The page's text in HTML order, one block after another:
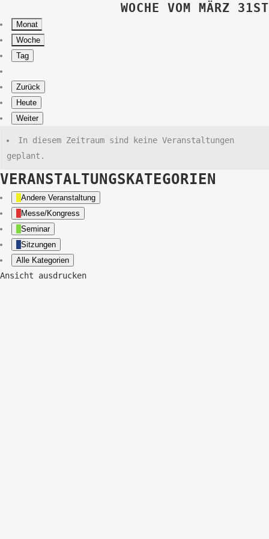
WOCHE VOM MÄRZ 31ST
Monat
Woche
Tag
Zurück
Heute
Weiter
In diesem Zeitraum sind keine Veranstaltungen
geplant.
VERANSTALTUNGSKATEGORIEN
Andere Veranstaltung
Messe/Kongress
Seminar
Sitzungen
Alle Kategorien
Ansicht ausdrucken